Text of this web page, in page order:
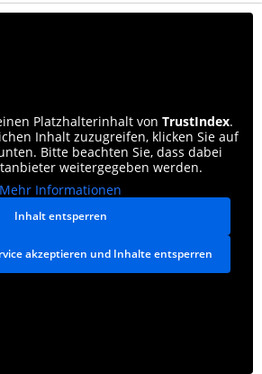
Platzhalterinhalt von TrustIndex.
Inhalt zuzugreifen, klicken Sie auf
Bitte beachten Sie, dass dabei
weitergegeben werden.
Mehr Informationen
Inhalt entsperren
akzeptieren und Inhalte entsperren